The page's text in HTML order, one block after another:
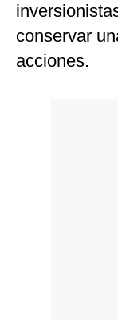
conservar
acciones.